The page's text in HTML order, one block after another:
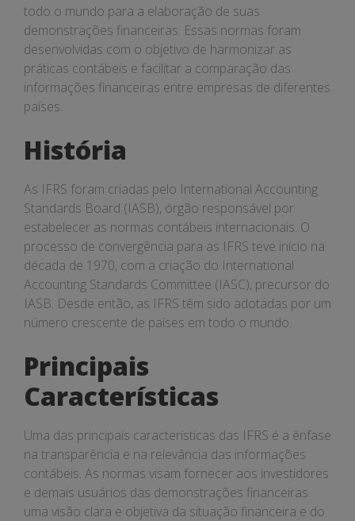
todo o mundo para a elaboração de suas
demonstrações financeiras. Essas normas foram
desenvolvidas com o objetivo de harmonizar as
práticas contábeis e facilitar a comparação das
informações financeiras entre empresas de diferentes
países.
História
As IFRS foram criadas pelo International Accounting
Standards Board (IASB), órgão responsável por
estabelecer as normas contábeis internacionais. O
processo de convergência para as IFRS teve início na
década de 1970, com a criação do International
Accounting Standards Committee (IASC), precursor do
IASB. Desde então, as IFRS têm sido adotadas por um
número crescente de países em todo o mundo.
Principais
Características
Uma das principais características das IFRS é a ênfase
na transparência e na relevância das informações
contábeis. As normas visam fornecer aos investidores
e demais usuários das demonstrações financeiras
uma visão clara e objetiva da situação financeira e do